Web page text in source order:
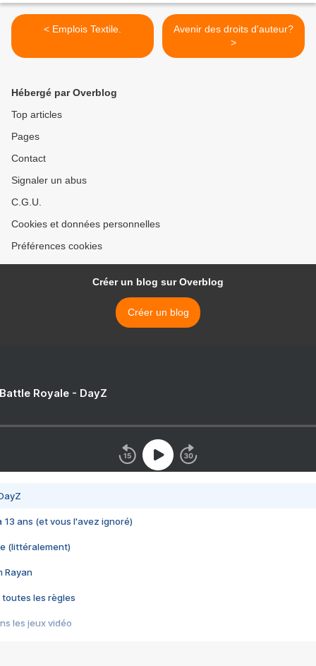
< Emplois Textile.
Avenir des droits d'auteur?
>
Hébergé par Overblog
Top articles
Pages
Contact
Signaler un abus
C.G.U.
Cookies et données personnelles
Préférences cookies
Créer un blog sur Overblog
Créer un blog
Royale - DayZ
13 ans (et vous l'avez ignoré)
(littéralement)
Rayan
toutes les règles
les jeux vidéo